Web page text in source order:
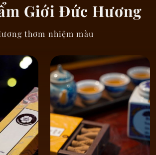
Giới Đức Hương
thơm nhiệm màu